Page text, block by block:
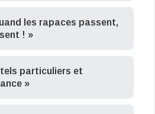
les rapaces passent,
! »
particuliers et
»